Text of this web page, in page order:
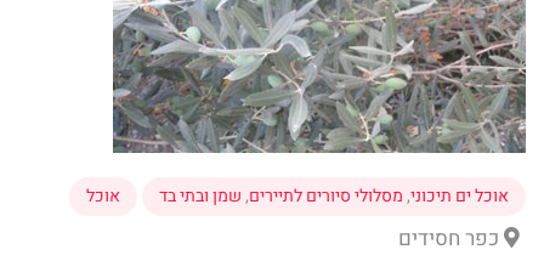
אוכל ים תיכוני,מסלולי סיורים לתיירים,שמן ובתי בד אוכל
כפר חסידים